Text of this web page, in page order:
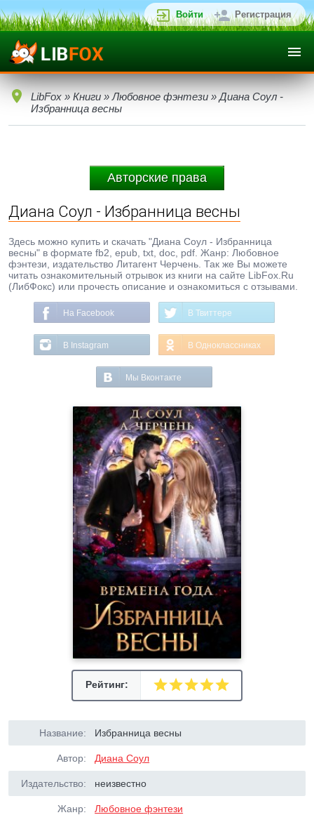
Войти Регистрация
LibFox » Книги » Любовное фэнтези » Диана Соул -
Избранница весны
Авторские права
Диана Соул - Избранница весны
Здесь можно купить и скачать "Диана Соул - Избранница
весны" в формате fb2, epub, txt, doc, pdf. Жанр: Любовное
фэнтези, издательство Литагент Черчень. Так же Вы можете
читать ознакомительный отрывок из книги на сайте LibFox.Ru
(ЛибФокс) или прочесть описание и ознакомиться с отзывами.
На Facebook В Твиттере
В Instagram В Одноклассниках
Мы Вконтакте
Рейтинг:
Название: Избранница весны
Автор: Диана Соул
Издательство: неизвестно
Жанр: Любовное фэнтези